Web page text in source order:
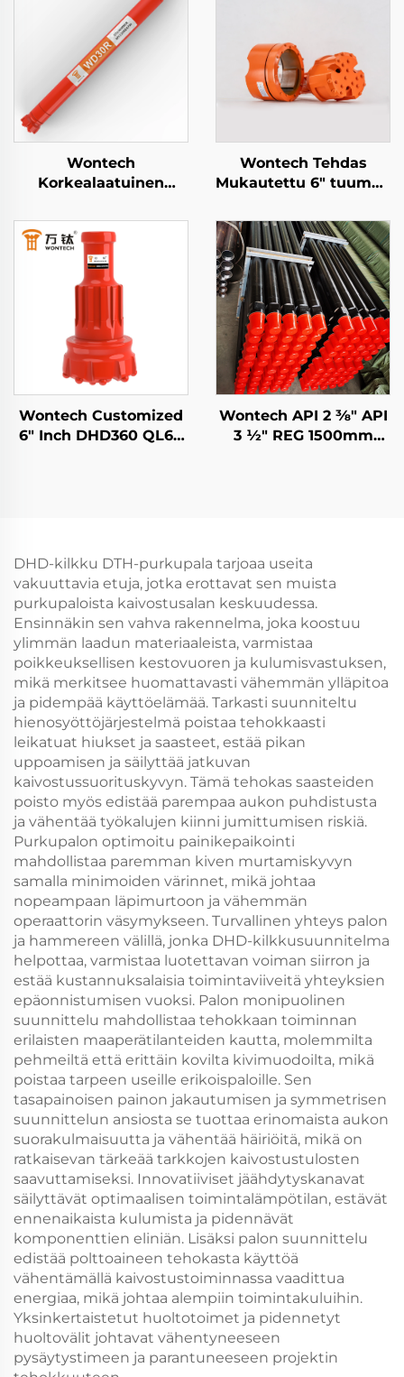
Wontech
Korkealaatuinen
Tuuman DTH Vasara
Alasreikään porausta
varten
Wontech Tehdas
Mukautettu 6" tuuman
Keskeinen
Ylityöporajärjestelmä
DTH Pilot-poranterä
rengasporanterällä
Wontech Customized
6" Inch DHD360 QL60
Wontech API 2 3⁄8" API
3 1⁄2" REG 1500mm
DHD-kilkku DTH-purkupala tarjoaa useita
vakuuttavia etuja, jotka erottavat sen muista
purkupaloista kaivostusalan keskuudessa.
Ensinnäkin sen vahva rakennelma, joka koostuu
ylimmän laadun materiaaleista, varmistaa
poikkeuksellisen kestovuoren ja kulumisvastuksen,
mikä merkitsee huomattavasti vähemmän ylläpitoa
ja pidempää käyttöelämää. Tarkasti suunniteltu
hienosyöttöjärjestelmä poistaa tehokkaasti
leikatuat hiukset ja saasteet, estää pikan
uppoamisen ja säilyttää jatkuvan
kaivostussuorituskyvyn. Tämä tehokas saasteiden
poisto myös edistää parempaa aukon puhdistusta
ja vähentää työkalujen kiinni jumittumisen riskiä.
Purkupalon optimoitu painikepaikointi
mahdollistaa paremman kiven murtamiskyvyn
samalla minimoiden värinnet, mikä johtaa
nopeampaan läpimurtoon ja vähemmän
operaattorin väsymykseen. Turvallinen yhteys palon
ja hammereen välillä, jonka DHD-kilkkusuunnitelma
helpottaa, varmistaa luotettavan voiman siirron ja
estää kustannuksalaisia toimintaviiveitä yhteyksien
epäonnistumisen vuoksi. Palon monipuolinen
suunnittelu mahdollistaa tehokkaan toiminnan
erilaisten maaperätilanteiden kautta, molemmilta
pehmeiltä että erittäin kovilta kivimuodoilta, mikä
poistaa tarpeen useille erikoispaloille. Sen
tasapainoisen painon jakautumisen ja symmetrisen
suunnittelun ansiosta se tuottaa erinomaista aukon
suorakulmaisuutta ja vähentää häiriöitä, mikä on
ratkaisevan tärkeää tarkkojen kaivostustulosten
saavuttamiseksi. Innovatiiviset jäähdytyskanavat
säilyttävät optimaalisen toimintalämpötilan, estävät
ennenaikaista kulumista ja pidennävät
komponenttien eliniän. Lisäksi palon suunnittelu
edistää polttoaineen tehokasta käyttöä
vähentämällä kaivostustoiminnassa vaadittua
energiaa, mikä johtaa alempiin toimintakuluihin.
Yksinkertaistetut huoltotoimet ja pidennetyt
huoltovälit johtavat vähentyneeseen
pysäytystimeen ja parantuneeseen projektin